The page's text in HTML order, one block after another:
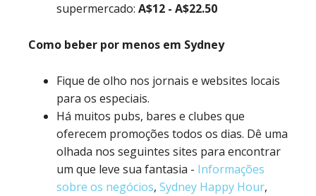
supermercado: A$12 - A$22.50
Como beber por menos em Sydney
Fique de olho nos jornais e websites locais
para os especiais.
Há muitos pubs, bares e clubes que
oferecem promoções todos os dias. Dê uma
olhada nos seguintes sites para encontrar
um que leve sua fantasia - Informações
sobre os negócios, Sydney Happy Hour,